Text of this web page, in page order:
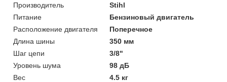
Производитель
Stihl
Питание
Бензиновый двигатель
Расположение двигателя
Поперечное
Длина шины
350 мм
Шаг цепи
3/8"
Уровень шума
98 дБ
Вес
4.5 кг